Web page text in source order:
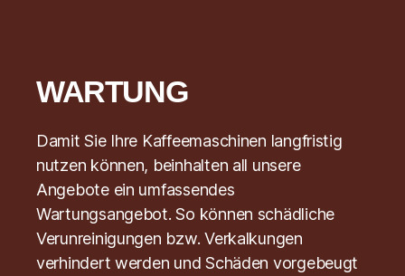
WARTUNG
Damit Sie Ihre Kaffeemaschinen langfristig
nutzen können, beinhalten all unsere
Angebote ein umfassendes
Wartungsangebot. So können schädliche
Verunreinigungen bzw. Verkalkungen
verhindert werden und Schäden vorgebeugt